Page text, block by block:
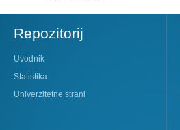
Repozitorij
Uvodnik
Statistika
Univerzitetne strani